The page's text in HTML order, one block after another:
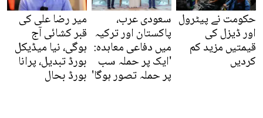
حکومت نے پیٹرول
اور ڈیزل کی
قیمتیں مزید کم
کردیں
سعودی عرب،
پاکستان اور ترکیہ
میں دفاعی معاہدہ:
'ایک پر حملہ سب
پر حملہ تصور ہوگا'
میر رضا علی کی
قبر کشائی آج
ہوگی، نیا میڈیکل
بورڈ تبدیل، پرانا
بورڈ بحال